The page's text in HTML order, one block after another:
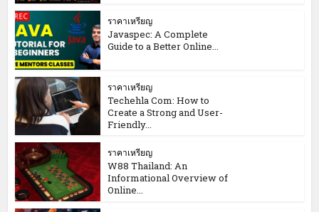
ราคาเหรียญ
Javaspec: A Complete
Guide to a Better Online...
ราคาเหรียญ
Techehla Com: How to
Create a Strong and User-
Friendly...
ราคาเหรียญ
W88 Thailand: An
Informational Overview of
Online...